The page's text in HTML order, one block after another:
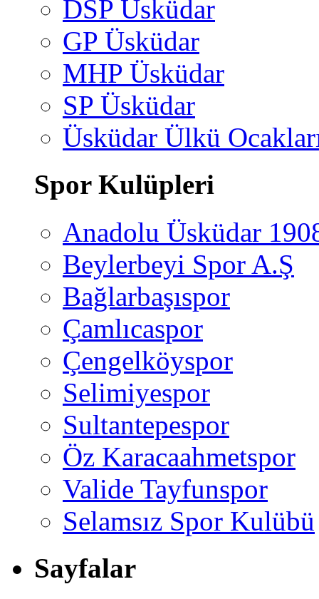
DSP Üsküdar
GP Üsküdar
MHP Üsküdar
SP Üsküdar
Üsküdar Ülkü
Spor Kulüpleri
Anadolu Üsküdar
Beylerbeyi Spor A.Ş
Bağlarbaşıspor
Çamlıcaspor
Çengelköyspor
Selimiyespor
Sultantepespor
Öz Karacaahmetspor
Valide Tayfunspor
Selamsız Spor Kulübü
Sayfalar